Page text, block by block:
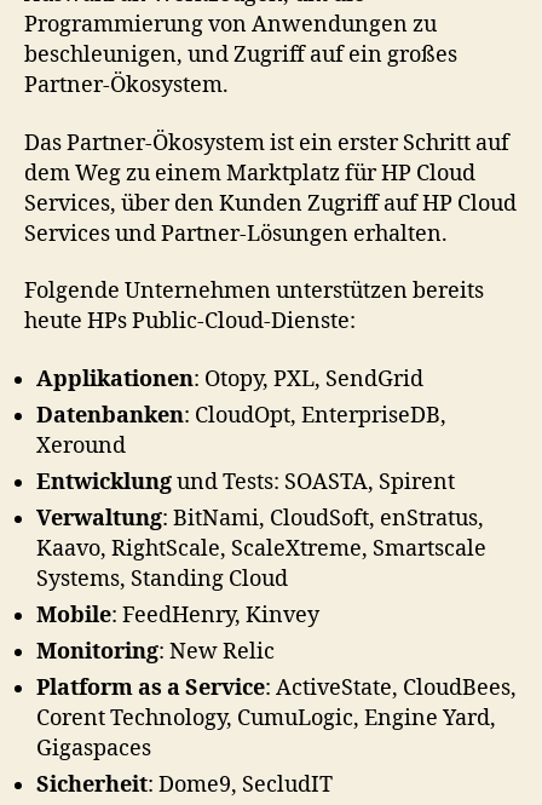
Programmierung von Anwendungen zu
beschleunigen, und Zugriff auf ein großes
Partner-Ökosystem.
Das Partner-Ökosystem ist ein erster Schritt auf
dem Weg zu einem Marktplatz für HP Cloud
Services, über den Kunden Zugriff auf HP Cloud
Services und Partner-Lösungen erhalten.
Folgende Unternehmen unterstützen bereits
heute HPs Public-Cloud-Dienste:
Applikationen: Otopy, PXL, SendGrid
Datenbanken: CloudOpt, EnterpriseDB,
Xeround
Entwicklungund Tests: SOASTA, Spirent
Verwaltung: BitNami, CloudSoft, enStratus,
Kaavo, RightScale, ScaleXtreme, Smartscale
Systems, Standing Cloud
Mobile: FeedHenry, Kinvey
Monitoring: New Relic
Platform as a Service: ActiveState, CloudBees,
Corent Technology, CumuLogic, Engine Yard,
Gigaspaces
Sicherheit: Dome9, SecludIT